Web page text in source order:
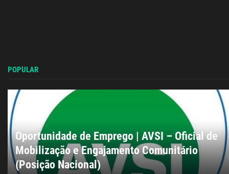
POPULAR
Oportunidade de Emprego | AVSI – Oficial de
Mobilização e Engajamento Comunitário
(Posição Nacional)